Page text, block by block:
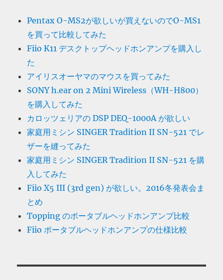
Pentax O-MS2が欲しいが買えないのでO-MS1
を買って比較してみた
Fiio K11 デスクトップヘッドホンアンプを購入し
た
アイリスオーヤマのマウスを買ってみた
SONY h.ear on 2 Mini Wireless（WH-H800）
を購入してみた
カロッツェリアの DSP DEQ-1000A が欲しい
家庭用ミシン SINGER Tradition II SN-521 でレ
ザーを縫ってみた
家庭用ミシン SINGER Tradition II SN-521 を購
入してみた
Fiio X5 III (3rd gen) が欲しい。2016冬発表会ま
とめ
Topping のポータブルヘッドホンアンプ比較
Fiio ポータブルヘッドホンアンプの仕様比較